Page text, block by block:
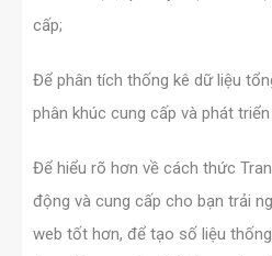
cấp;
Để phân tích thống kê dữ liệu
phân khúc cung cấp và phát
Để hiểu rõ hơn về cách thức
động và cung cấp cho bạn trải
web tốt hơn, để tạo số liệu